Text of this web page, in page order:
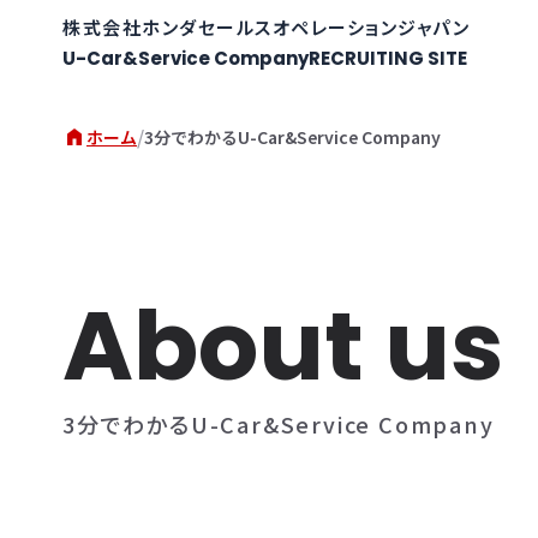
株式会社ホンダセールスオペレーションジャパン
U-Car&Service CompanyRECRUITING SITE
ホーム/3分でわかるU-Car&Service Company
About us
3分で​わかる​U-Car&Service Company